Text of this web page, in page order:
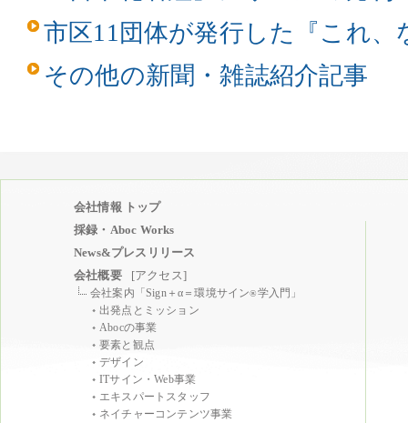
市区11団体が発行した『これ、
その他の新聞・雑誌紹介記事
会社情報 トップ
採録・Aboc Works
News&プレスリリース
会社概要
[アクセス]
会社案内「Sign＋α＝環境サイン®学入門」
出発点とミッション
Abocの事業
要素と観点
デザイン
ITサイン・Web事業
エキスパートスタッフ
ネイチャーコンテンツ事業